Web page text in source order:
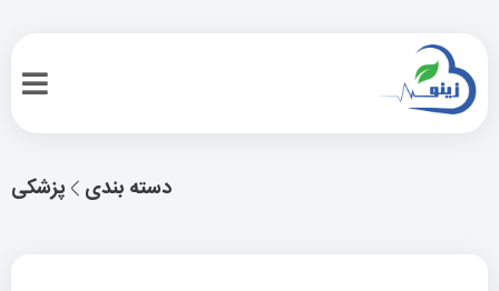
پزشکی دسته بندی